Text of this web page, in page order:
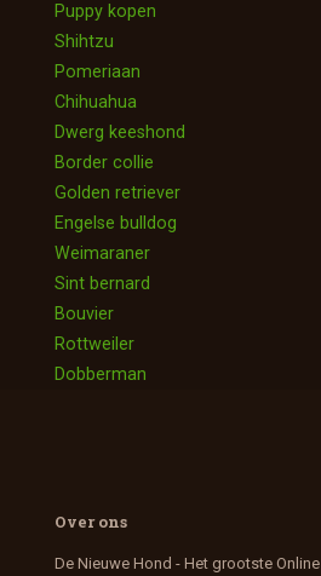
Puppy kopen
Shihtzu
Pomeriaan
Chihuahua
Dwerg keeshond
Border collie
Golden retriever
Engelse bulldog
Weimaraner
Sint bernard
Bouvier
Rottweiler
Dobberman
Over ons
De Nieuwe Hond - Het grootste Online